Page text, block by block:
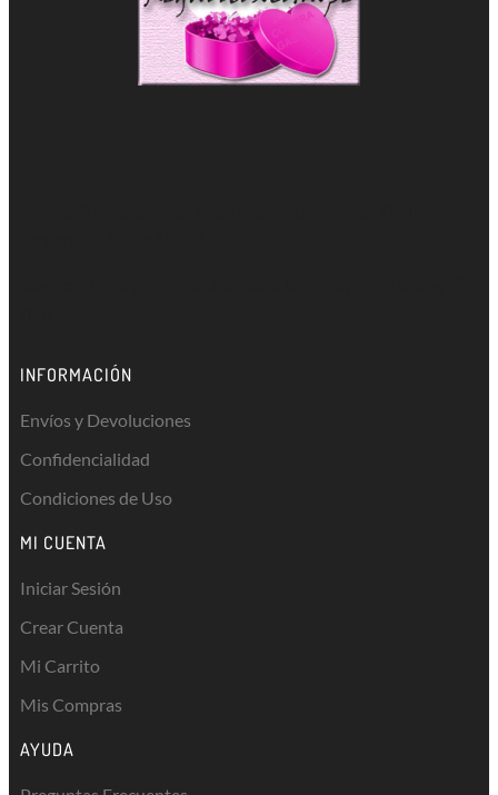
INFORMACIÓN
Envíos y Devoluciones
Confidencialidad
Condiciones de Uso
MI CUENTA
Iniciar Sesión
Crear Cuenta
Mi Carrito
Mis Compras
AYUDA